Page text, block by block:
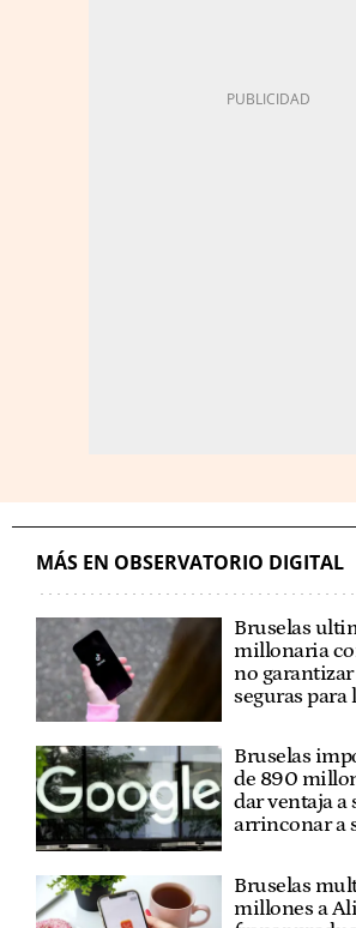
MÁS EN OBSERVATORIO DIGITAL
Bruselas
millonaria
no
seguras para
Bruselas
de 890
dar ventaja a
arrinconar a
Bruselas
millones a